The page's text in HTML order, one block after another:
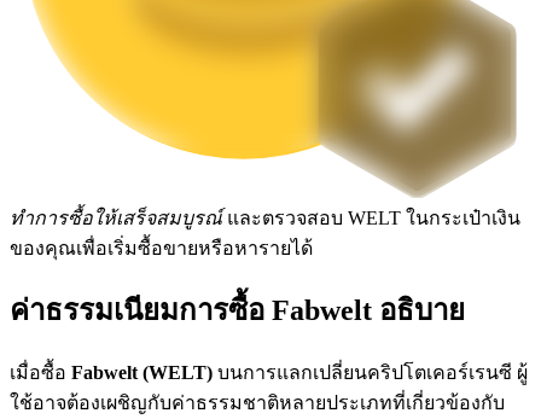
การล็อค BTR
การลงทุนพิเศษสำหรับผู้ถือ BTR
ทำการซื้อให้เสร็จสมบูรณ์และตรวจสอบ WELT ในกระเป๋าเงิน
ของคุณเพื่อเริ่มซื้อขายหรือหารายได้
ค่าธรรมเนียมการซื้อ Fabwelt อธิบาย
เมื่อซื้อ Fabwelt (WELT) บนการแลกเปลี่ยนคริปโตเคอร์เรนซี ผู้
ใช้อาจต้องเผชิญกับค่าธรรมชาติหลายประเภทที่เกี่ยวข้องกับ